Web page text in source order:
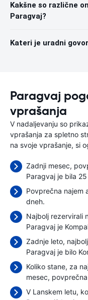
Kakšne so različne
Paragvaj?
Kateri je uradni
Paragvaj
vprašanja
V nadaljevanju so
vprašanja za spletno
na svoje vprašanje, si
Zadnji mesec,
Paragvaj je bila
Povprečna najem
dneh.
Najbolj rezervirali
Paragvaj je
Zadnje leto,
Paragvaj je bilo
Koliko stane, za
mesec,
V Lanskem letu,